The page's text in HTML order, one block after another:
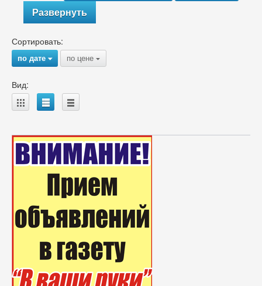
Развернуть
Сортировать:
по дате{ по цене {
Вид:
A B C